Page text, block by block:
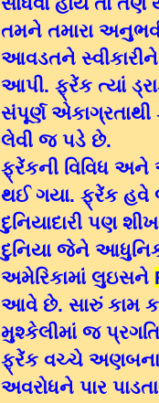
તમને તમારા
આવડતને સ્વીકારીને
આપી. ફ્રેંક ત્યાં
સંપૂર્ણ એકાગ્રતાથી
લેવી જ પડે છે.
ફ્રેંકની વિવિધ અને
થઈ ગયા. ફ્રેંક હવે
દુનિયાદારી પણ
દુનિયા જેને
અમેરિકામાં લુઇસને
આવે છે. સારું કામ
મુશ્કેલીમાં જ
ફ્રેંક વચ્ચે અણબનાવ
અવરોધને પાર